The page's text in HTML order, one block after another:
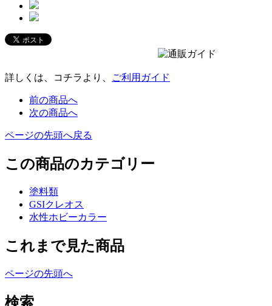
詳しくは、コチラより、 ご利用ガイド
前の商品へ
次の商品へ
ページの先頭へ戻る
この商品のカテゴリー
塗料類
GSIクレオス
水性ホビーカラー
これまで見た商品
ページの先頭へ
検索